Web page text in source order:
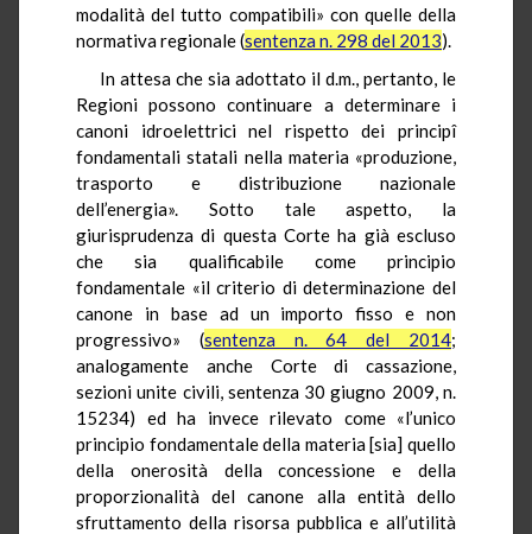
modalità del tutto compatibili» con quelle della
normativa regionale (sentenza n. 298 del 2013).
In attesa che sia adottato il d.m., pertanto, le
Regioni possono continuare a determinare i
canoni idroelettrici nel rispetto dei principî
fondamentali statali nella materia «produzione,
trasporto e distribuzione nazionale
dell’energia». Sotto tale aspetto, la
giurisprudenza di questa Corte ha già escluso
che sia qualificabile come principio
fondamentale «il criterio di determinazione del
canone in base ad un importo fisso e non
progressivo» (sentenza n. 64 del 2014;
analogamente anche Corte di cassazione,
sezioni unite civili, sentenza 30 giugno 2009, n.
15234) ed ha invece rilevato come «l’unico
principio fondamentale della materia [sia] quello
della onerosità della concessione e della
proporzionalità del canone alla entità dello
sfruttamento della risorsa pubblica e all’utilità